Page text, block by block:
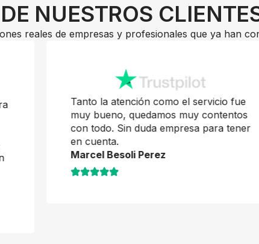
NUESTROS
reales de empresas y profesionales que ya han
Tanto la atención como el servicio fue
muy bueno, quedamos muy contentos
con todo. Sin duda empresa para tener
en cuenta.
Marcel Besoli Perez